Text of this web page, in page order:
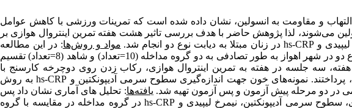
التهاب و مقاومت به انسولین، نشان داده شده است که تمرینات ورزشی با کاهش عوامل
می‌شوند، لذا پژوهش حاضر با هدف بررسی تاثیر هشت هفته تمرین اینتروال هوازی بر
وhs-CRPدر زنان مبتلا به دیابت نوع دو انجام شد. مواد و روش‌ها:در این مطالعه
مداخله (10=تعداد) و شاهد (8=تعداد) تقسیم
سه جلسه در هفته به تمرین اینتروال هوازی، رکاب زدن روی دوچرخه کارسنج با
hs-CRPبه روش
در دو مرحله پیش آزمون و پس آزمون تهیه شد. یافته‌ها: تحلیل های آماری نشان داد پس
سطوح سرمی آدیپونکتین، نیمرخ لیپیدی و hs-CRPدر گروه مداخله در مقایسه با گروه